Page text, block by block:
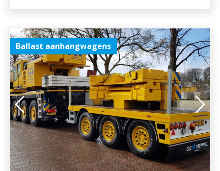
Ballast aanhangwagens